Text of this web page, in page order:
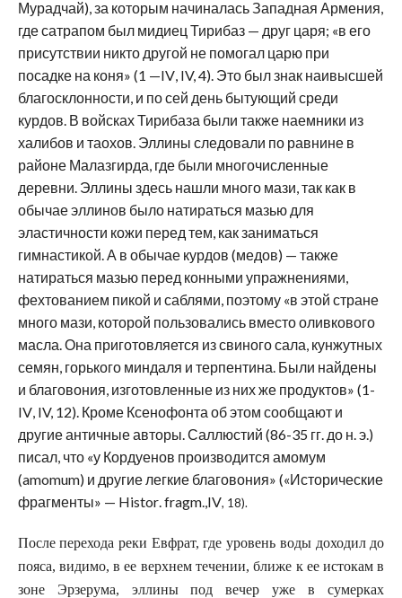
Мурадчай), за которым начиналась Западная Армения,
где сатрапом был мидиец Тирибаз — друг царя; «в его
присутствии никто другой не помогал царю при
посадке на коня» (1 —IV, IV, 4). Это был знак наивысшей
благосклонности, и по сей день бытующий среди
курдов. В войсках Тирибаза были также наемники из
халибов и таохов. Эллины следовали по равнине в
районе Малазгирда, где были многочисленные
деревни. Эллины здесь нашли много мази, так как в
обычае эллинов было натираться мазью для
эластичности кожи перед тем, как заниматься
гимнастикой. А в обычае курдов (медов) — также
натираться мазью перед конными упражнениями,
фехтованием пикой и саблями, поэтому «в этой стране
много мази, которой пользовались вместо оливкового
масла. Она приготовляется из свиного сала, кунжутных
семян, горького миндаля и терпентина. Были найдены
и благовония, изготовленные из них же продуктов» (1-
IV, IV, 12). Кроме Ксенофонта об этом сообщают и
другие античные авторы. Саллюстий (86-35 гг. до н. э.)
писал, что «у Кордуенов производится амомум
(amomum) и другие легкие благовония» («Исторические
фрагменты» — Histor.fragm.,IV, 18).
После перехода реки Евфрат, где уровень воды доходил до
пояса, видимо, в ее верхнем течении, ближе к ее истокам в
зоне Эрзерума, эллины под вечер уже в сумерках